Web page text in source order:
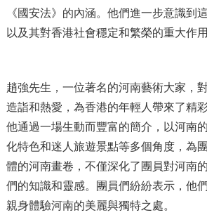
《國安法》的內涵。他們進一步意識到
以及其對香港社會穩定和繁榮的重大作用
趙強先生，一位著名的河南藝術大家，
造詣和熱愛，為香港的年輕人帶來了精
他通過一場生動而豐富的簡介，以河南
化特色和迷人旅遊景點等多個角度，為
體的河南畫卷，不僅深化了團員對河南
們的知識和靈感。團員們紛紛表示，他
親身體驗河南的美麗與獨特之處。